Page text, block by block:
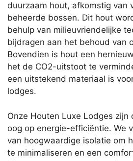
duurzaam hout, afkomstig van
beheerde bossen. Dit hout
behulp van milieuvriendelijke
bijdragen aan het behoud van
Bovendien is hout een
het de CO2-uitstoot te
een uitstekend materiaal is
lodges.
Onze Houten Luxe Lodges
oog op energie-efficiëntie. We
van hoogwaardige isolatie om
te minimaliseren en een